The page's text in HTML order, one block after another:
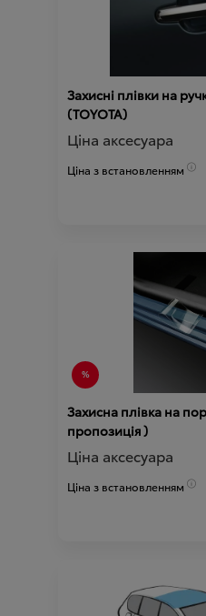
Захисні плівки на ручки
(TOYOTA)
Ціна аксесуара
Ціна з встановленням
Захисна плівка на пороги (
пропозиція )
Ціна аксесуара
Ціна з встановленням